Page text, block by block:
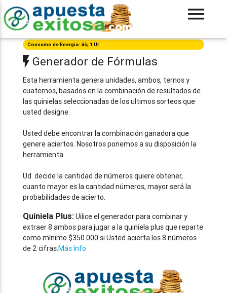
Consumo de Energia: âš¡ 1 UI
Generador de Fórmulas
Esta herramienta genera unidades, ambos, ternos y
cuaternos, basados en la combinación de resultados de
las quinielas seleccionadas de los ultimos sorteos que
usted designe.
Usted debe encontrar la combinación ganadora que
genere aciertos. Nosotros ponemos a su disposición la
herramienta.
Ud. decide la cantidad de números quiere obtener,
cuanto mayor es la cantidad números, mayor será la
probabilidades de acierto.
Quiniela Plus:Uilice el generador para combinar y
extraer 8 ambos para jugar a la quiniela plus que reparte
como mínimo $350.000 si Usted acierta los 8 números
de 2 cifras.Más Info